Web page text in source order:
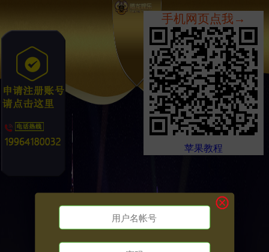
手机网页点我→
苹果教程